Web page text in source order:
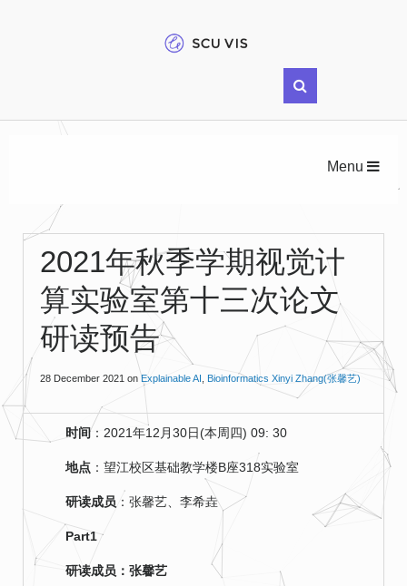
Menu
2021年秋季学期视觉计
算实验室第十三次论文
研读预告
28 December 2021 on Explainable AI Bioinformatics Xinyi Zhang(张馨艺)
时间：2021年12月30日(本周四) 09: 30
地点 ：望江校区基础教学楼B座318实验室
研读成员 ：张馨艺、李希垚
Part1
研读成员：张馨艺